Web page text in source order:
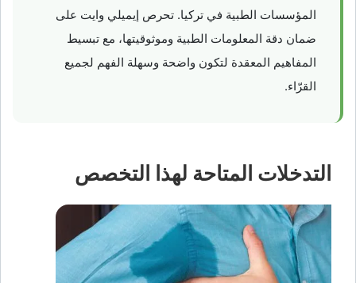
المؤسسات الطبية في تركيا. تحرص إيميلي وايت على
ضمان دقة المعلومات الطبية وموثوقيتها، مع تبسيط
المفاهيم المعقدة لتكون واضحة وسهلة الفهم لجميع
القرّاء.
التدخلات المتاحة لهذا التخصص